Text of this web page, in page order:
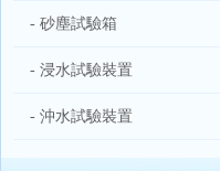
- 砂塵試驗箱
- 浸水試驗裝置
- 沖水試驗裝置